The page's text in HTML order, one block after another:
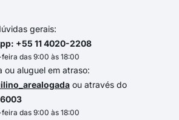
gerais:
+55 11 4020-2208
das 9:00 às 18:00
ou aluguel em atraso:
ou através do
das 9:00 às 18:00